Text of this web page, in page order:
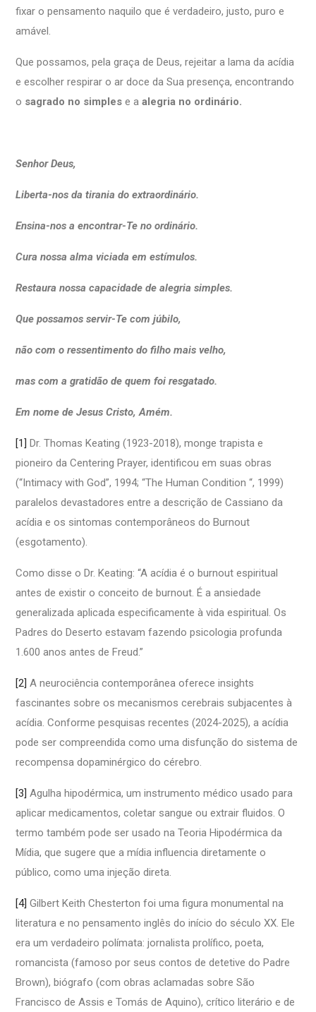
fixar o pensamento naquilo que é verdadeiro, justo, puro e
amável.
Que possamos, pela graça de Deus, rejeitar a lama da acídia
e escolher respirar o ar doce da Sua presença, encontrando
o sagrado no simples e a alegria no ordinário.
Senhor Deus,
Liberta-nos da tirania do extraordinário.
Ensina-nos a encontrar-Te no ordinário.
Cura nossa alma viciada em estímulos.
Restaura nossa capacidade de alegria simples.
Que possamos servir-Te com júbilo,
não com o ressentimento do filho mais velho,
mas com a gratidão de quem foi resgatado.
Em nome de Jesus Cristo, Amém.
[1] Dr. Thomas Keating (1923-2018), monge trapista e
pioneiro da Centering Prayer, identificou em suas obras
(“Intimacy with God”, 1994; “The Human Condition “, 1999)
paralelos devastadores entre a descrição de Cassiano da
acídia e os sintomas contemporâneos do Burnout
(esgotamento).
Como disse o Dr. Keating: “A acídia é o burnout espiritual
antes de existir o conceito de burnout. É a ansiedade
generalizada aplicada especificamente à vida espiritual. Os
Padres do Deserto estavam fazendo psicologia profunda
1.600 anos antes de Freud.”
[2] A neurociência contemporânea oferece insights
fascinantes sobre os mecanismos cerebrais subjacentes à
acídia. Conforme pesquisas recentes (2024-2025), a acídia
pode ser compreendida como uma disfunção do sistema de
recompensa dopaminérgico do cérebro.
[3] Agulha hipodérmica, um instrumento médico usado para
aplicar medicamentos, coletar sangue ou extrair fluidos. O
termo também pode ser usado na Teoria Hipodérmica da
Mídia, que sugere que a mídia influencia diretamente o
público, como uma injeção direta.
[4] Gilbert Keith Chesterton foi uma figura monumental na
literatura e no pensamento inglês do início do século XX. Ele
era um verdadeiro polímata: jornalista prolífico, poeta,
romancista (famoso por seus contos de detetive do Padre
Brown), biógrafo (com obras aclamadas sobre São
Francisco de Assis e Tomás de Aquino), crítico literário e de